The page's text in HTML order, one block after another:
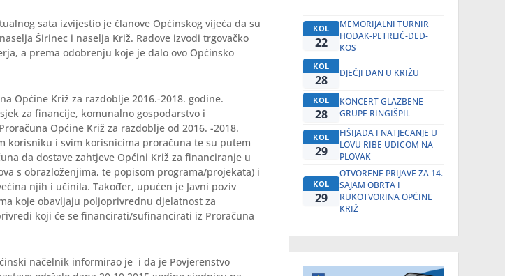
sata izvijestio je članove Općinskog vijeća da su
Širinec i naselja Križ. Radove izvodi trgovačko
a prema odobrenju koje je dalo ovo Općinsko
Općine Križ za razdoblje 2016.-2018. godine.
za financije, komunalno gospodarstvo i
Općine Križ za razdoblje od 2016. -2018.
korisniku i svim korisnicima proračuna te su putem
da dostave zahtjeve Općini Križ za financiranje u
s obrazloženjima, te popisom programa/projekata) i
njih i učinila. Također, upućen je Javni poziv
koje obavljaju poljoprivrednu djelatnost za
koji će se financirati/sufinancirati iz Proračuna
načelnik informirao je i da je Povjerenstvo
KOL
22
MEMORIJALNI TURNIR
HODAK-PETRLIĆ-DED-
KOS
KOL
28 DJEČJI DAN U KRIŽU
KOL
28
KONCERT GLAZBENE
GRUPE RINGIŠPIL
KOL
29
FIŠIJADA I NATJECANJE U
LOVU RIBE UDICOM NA
PLOVAK
KOL
29
OTVORENE PRIJAVE ZA 14.
SAJAM OBRTA I
RUKOTVORINA OPĆINE
KRIŽ